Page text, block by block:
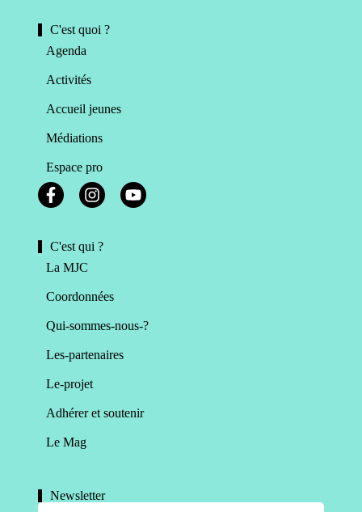
C'est quoi ?
Agenda
Activités
Accueil jeunes
Médiations
Espace pro
C'est qui ?
La MJC
Coordonnées
Qui-sommes-nous-?
Les-partenaires
Le-projet
Adhérer et soutenir
Le Mag
Newsletter